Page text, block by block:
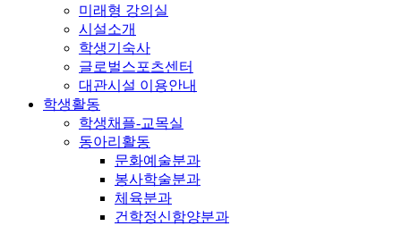
미래형 강의실
시설소개
학생기숙사
글로벌스포츠센터
대관시설 이용안내
학생활동
학생채플-교목실
동아리활동
문화예술분과
봉사학술분과
체육분과
건학정신함양분과